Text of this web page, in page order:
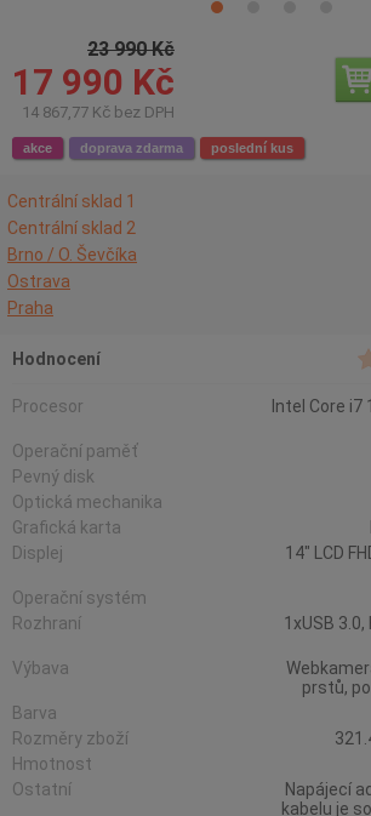
23 990 Kč
17 990 Kč
14 867,77 Kč bez DPH
akce doprava zdarma poslední kus
Centrální sklad 1
Centrální sklad 2
Brno / O. Ševčíka
Ostrava
Praha
Hodnocení
Procesor
Intel Core i7
Operační paměť
Pevný disk
Optická mechanika
Grafická karta
Displej
14" LCD
Operační systém
Rozhraní
1xUSB
Výbava
prstů,
Barva
Rozměry zboží
Hmotnost
Ostatní
Napájecí
kabelu je